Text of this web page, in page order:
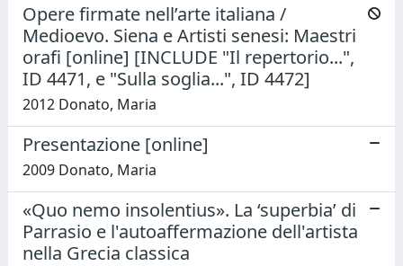
Opere firmate nell’arte italiana /
Medioevo. Siena e Artisti senesi: Maestri
orafi [online] [INCLUDE "Il repertorio...",
ID 4471, e "Sulla soglia...", ID 4472]
2012 Donato, Maria
Presentazione [online]
2009 Donato, Maria
«Quo nemo insolentius». La ‘superbia’ di
Parrasio e l'autoaffermazione dell'artista
nella Grecia classica